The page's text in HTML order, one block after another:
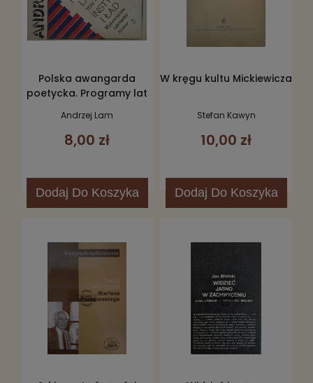
Polska awangarda
poetycka. Programy lat
ład
Andrzej Lam
8,00 zł
Dodaj Do Koszyka
W kręgu kultu Mickiewicza
Stefan Kawyn
10,00 zł
Dodaj Do Koszyka